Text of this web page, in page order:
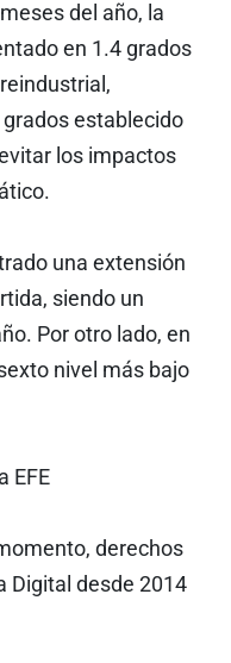
del año, la
en 1.4 grados
establecido
los impactos
una extensión
siendo un
Por otro lado, en
nivel más bajo
EFE
derechos
Digital desde 2014